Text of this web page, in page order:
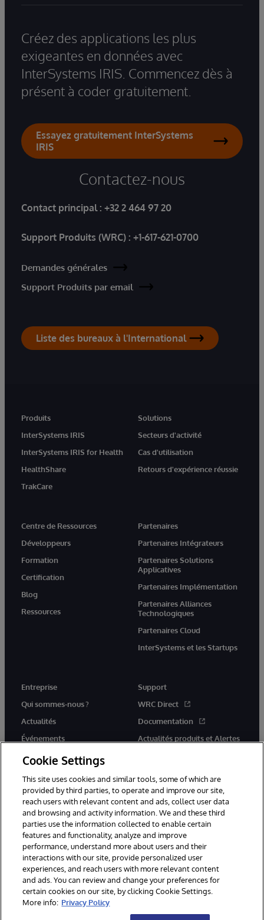
Créez des applications les plus
exigeantes en données avec
InterSystems IRIS. Commencez dès à
présent à coder gratuitement.
Essayez gratuitement InterSystems
IRIS
Contactez-nous
Contact principal : +32 2 464 97 20
Support Produits (WRC) : +1-617-621-0700
Demandes générales
Support Produits par email
Liste des bureaux à l'International
Produits
InterSystems IRIS
InterSystems IRIS for Health
HealthShare
TrakCare
Solutions
Secteurs d'activité
Cas d'utilisation
Retours d'expérience réussie
Centre de Ressources
Développeurs
Formation
Certification
Blog
Ressources
Partenaires
Partenaires Intégrateurs
Partenaires Solutions
Applicatives
Partenaires Implémentation
Partenaires Alliances
Technologiques
Partenaires Cloud
InterSystems et les Startups
Entreprise
Qui sommes-nous ?
Actualités
Événements
Rejoignez-nous
Support
WRC Direct
Documentation
Actualités produits et Alertes
© 1996-2026 InterSystems Corporation, Cambridge, MA. Tous droits
réservés.
Mentions légales
Déclaration de confidentialité d'InterSystems Corporation
Garantie
Accessibilité
Cookie Settings
This site uses cookies and similar tools, some of which are
provided by third parties, to operate and improve our site,
reach users with relevant content and ads, collect user data
and browsing and activity information. We and these third
parties use the information collected to enable certain
features and functionality, analyze and improve
performance, understand more about users and their
interactions with our site, provide personalized user
experiences, and reach users with more relevant content
and ads. You can review and change your preferences for
certain cookies on our site, by clicking Cookie Settings.
More info: Privacy Policy